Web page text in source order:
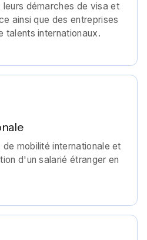
démarches de visa et
ainsi que des entreprises
talents internationaux.
mobilité internationale et
d'un salarié étranger en